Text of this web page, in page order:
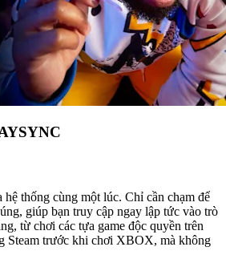
thống cùng một lúc. Chỉ cần chạm để
giúp bạn truy cập ngay lập tức vào trò
từ chơi các tựa game độc ​​quyền trên
Steam trước khi chơi XBOX, mà không